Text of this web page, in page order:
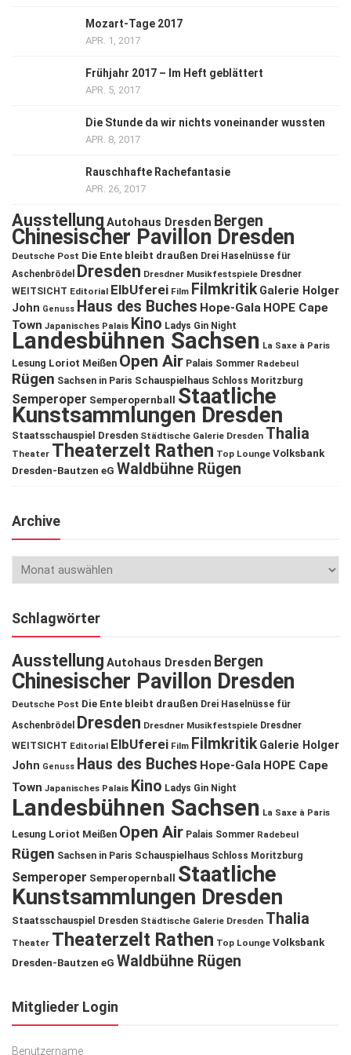
Mozart-Tage 2017
APR. 1, 2017
Frühjahr 2017 – Im Heft geblättert
APR. 5, 2017
Die Stunde da wir nichts voneinander wussten
APR. 8, 2017
Rauschhafte Rachefantasie
APR. 26, 2017
Ausstellung Autohaus Dresden Bergen
Chinesischer Pavillon Dresden
Deutsche Post Die Ente bleibt draußen Drei Haselnüsse für
Aschenbrödel
Dresden Dresdner Musikfestspiele Dresdner
WEITSICHT Editorial ElbUferei Film Filmkritik Galerie Holger
John Genuss Haus des Buches Hope-Gala HOPE Cape
Town Japanisches Palais Kino Ladys Gin Night
Landesbühnen Sachsen La Saxe à Paris
Lesung Loriot Meißen Open Air Palais Sommer Radebeul
Rügen Sachsen in Paris Schauspielhaus Schloss Moritzburg
Semperoper Semperopernball Staatliche
Kunstsammlungen Dresden
Staatsschauspiel Dresden Städtische Galerie Dresden Thalia
Theater Theaterzelt Rathen Top Lounge Volksbank
Dresden-Bautzen eG Waldbühne Rügen
Archive
Schlagwörter
Ausstellung Autohaus Dresden Bergen
Chinesischer Pavillon Dresden
Deutsche Post Die Ente bleibt draußen Drei Haselnüsse für
Aschenbrödel
Dresden Dresdner Musikfestspiele Dresdner
WEITSICHT Editorial ElbUferei Film Filmkritik Galerie Holger
John Genuss Haus des Buches Hope-Gala HOPE Cape
Town Japanisches Palais Kino Ladys Gin Night
Landesbühnen Sachsen La Saxe à Paris
Lesung Loriot Meißen Open Air Palais Sommer Radebeul
Rügen Sachsen in Paris Schauspielhaus Schloss Moritzburg
Semperoper Semperopernball
Staatliche
Kunstsammlungen Dresden
Staatsschauspiel Dresden Städtische Galerie Dresden Thalia
Theater Theaterzelt Rathen Top Lounge Volksbank
Dresden-Bautzen eG Waldbühne Rügen
Mitglieder Login
Benutzername